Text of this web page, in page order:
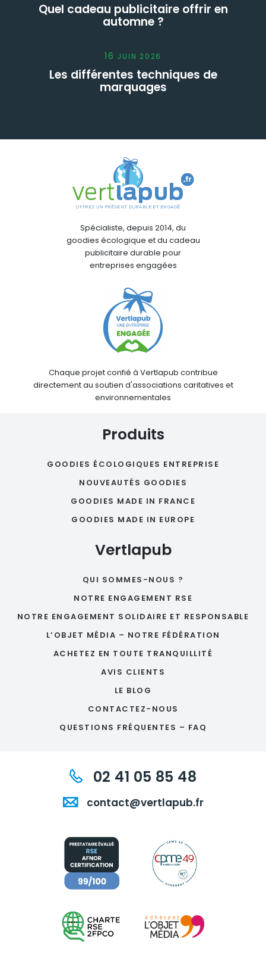
Quel cadeau publicitaire offrir en
automne ?
16 JUIN 2026
Les différentes techniques de
marquages
Spécialiste, depuis 2014, du
goodies écologique et du cadeau
publicitaire durable pour
entreprises engagées
Chaque projet confié à Vertlapub contribue
directement au soutien d'associations caritatives et
environnementales
Produits
GOODIES ÉCOLOGIQUES ENTREPRISE
NOUVEAUTÉS GOODIES
GOODIES MADE IN FRANCE
GOODIES MADE IN EUROPE
Vertlapub
QUI SOMMES-NOUS ?
NOTRE ENGAGEMENT RSE
NOTRE ENGAGEMENT SOLIDAIRE ET RESPONSABLE
L’OBJET MÉDIA – NOTRE FÉDÉRATION
ACHETEZ EN TOUTE TRANQUILLITÉ
AVIS CLIENTS
LE BLOG
CONTACTEZ-NOUS
QUESTIONS FRÉQUENTES – FAQ
02 41 05 85 48
contact@vertlapub.fr